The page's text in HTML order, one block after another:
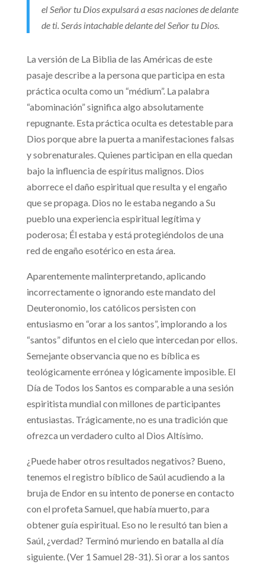
el Señor tu Dios expulsará a esas naciones de delante
de ti. Serás intachable delante del Señor tu Dios.
La versión de La Biblia de las Américas de este
pasaje describe a la persona que participa en esta
práctica oculta como un “médium”. La palabra
“abominación” significa algo absolutamente
repugnante. Esta práctica oculta es detestable para
Dios porque abre la puerta a manifestaciones falsas
y sobrenaturales. Quienes participan en ella quedan
bajo la influencia de espíritus malignos. Dios
aborrece el daño espiritual que resulta y el engaño
que se propaga. Dios no le estaba negando a Su
pueblo una experiencia espiritual legítima y
poderosa; Él estaba y está protegiéndolos de una
red de engaño esotérico en esta área.
Aparentemente malinterpretando, aplicando
incorrectamente o ignorando este mandato del
Deuteronomio, los católicos persisten con
entusiasmo en “orar a los santos”, implorando a los
“santos” difuntos en el cielo que intercedan por ellos.
Semejante observancia que no es bíblica es
teológicamente errónea y lógicamente imposible. El
Día de Todos los Santos es comparable a una sesión
espiritista mundial con millones de participantes
entusiastas. Trágicamente, no es una tradición que
ofrezca un verdadero culto al Dios Altísimo.
¿Puede haber otros resultados negativos? Bueno,
tenemos el registro bíblico de Saúl acudiendo a la
bruja de Endor en su intento de ponerse en contacto
con el profeta Samuel, que había muerto, para
obtener guía espiritual. Eso no le resultó tan bien a
Saúl, ¿verdad? Terminó muriendo en batalla al día
siguiente. (Ver 1 Samuel 28-31). Si orar a los santos